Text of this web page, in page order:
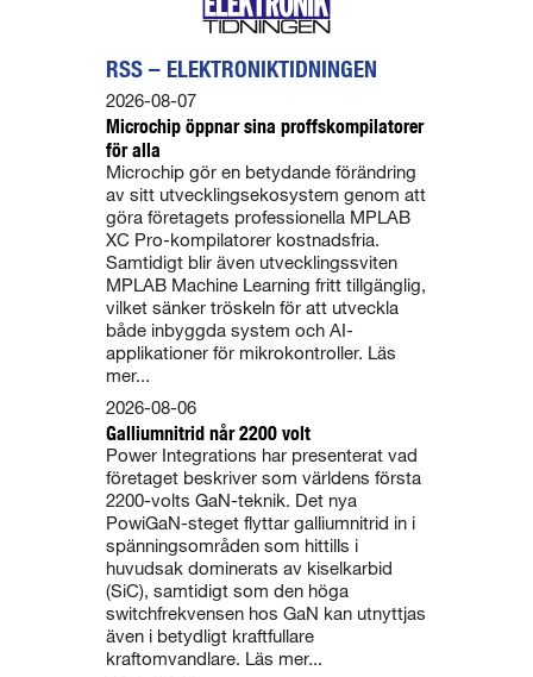
RSS – ELEKTRONIKTIDNINGEN
Microchip öppnar sina proffskompilatorer
för alla
2026-08-07
Microchip gör en betydande förändring
av sitt utvecklingsekosystem genom att
göra företagets professionella MPLAB
XC Pro-kompilatorer kostnadsfria.
Samtidigt blir även utvecklingssviten
MPLAB Machine Learning fritt tillgänglig,
vilket sänker tröskeln för att utveckla
både inbyggda system och AI-
applikationer för mikrokontroller. Läs
mer...
Galliumnitrid når 2200 volt
2026-08-06
Power Integrations har presenterat vad
företaget beskriver som världens första
2200-volts GaN-teknik. Det nya
PowiGaN-steget flyttar galliumnitrid in i
spänningsområden som hittills i
huvudsak dominerats av kiselkarbid
(SiC), samtidigt som den höga
switchfrekvensen hos GaN kan utnyttjas
även i betydligt kraftfullare
kraftomvandlare. Läs mer...